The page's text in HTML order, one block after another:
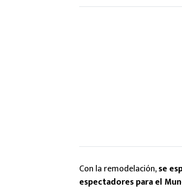
Con la remodelación,se
espectadores para el